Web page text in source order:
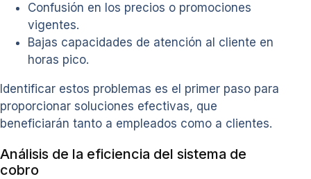
Confusión en los precios o promociones
vigentes.
Bajas capacidades de atención al cliente en
horas pico.
Identificar estos problemas es el primer paso para
proporcionar soluciones efectivas, que
beneficiarán tanto a empleados como a clientes.
Análisis de la eficiencia del sistema de
cobro